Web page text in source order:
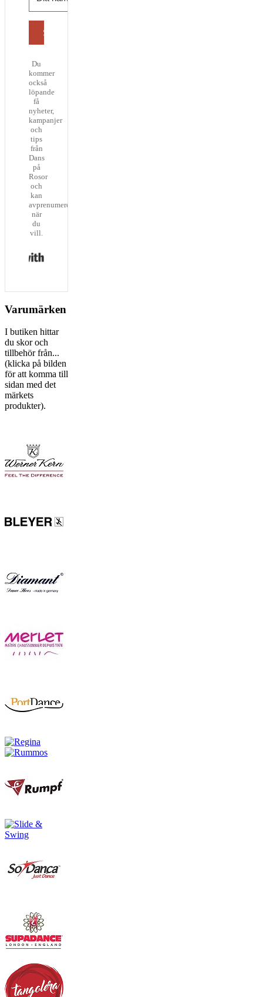
Skicka
Du
kommer
också
löpande
få
nyheter,
kampanjer
och
tips
från
Dans
på
Rosor
och
kan
avprenumerera
när
du
vill.
Varumärken
I butiken hittar
du skor och
tillbehör från...
(klicka på bilden
för att komma till
sidan med det
märkets
produkter).